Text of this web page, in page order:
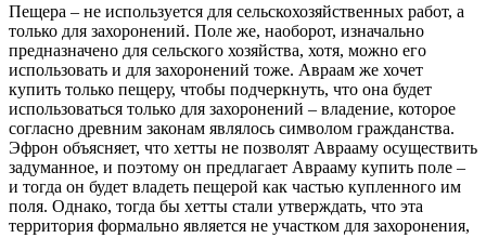
Пещера – не используется для сельскохозяйственных работ, а
только для захоронений. Поле же, наоборот, изначально
предназначено для сельского хозяйства, хотя, можно его
использовать и для захоронений тоже. Авраам же хочет
купить только пещеру, чтобы подчеркнуть, что она будет
использоваться только для захоронений – владение, которое
согласно древним законам являлось символом гражданства.
Эфрон объясняет, что хетты не позволят Аврааму осуществить
задуманное, и поэтому он предлагает Аврааму купить поле –
и тогда он будет владеть пещерой как частью купленного им
поля. Однако, тогда бы хетты стали утверждать, что эта
территория формально является не участком для захоронения,